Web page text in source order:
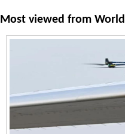
Most viewed from World